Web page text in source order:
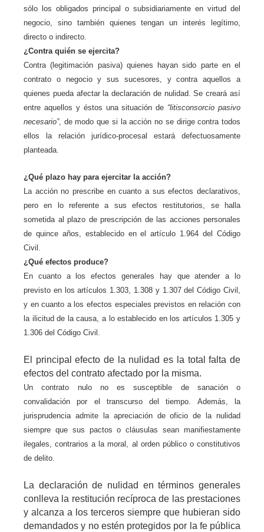
sólo los obligados principal o subsidiariamente en virtud del
negocio, sino también quienes tengan un interés legítimo,
directo o indirecto.
¿Contra quién se ejercita?
Contra (legitimación pasiva) quienes hayan sido parte en el
contrato o negocio y sus sucesores, y contra aquellos a
quienes pueda afectar la declaración de nulidad. Se creará así
entre aquellos y éstos una situación de “litisconsorcio pasivo
necesario”, de modo que si la acción no se dirige contra todos
ellos la relación jurídico-procesal estará defectuosamente
planteada.
¿Qué plazo hay para ejercitar la acción?
La acción no prescribe en cuanto a sus efectos declarativos,
pero en lo referente a sus efectos restitutorios, se halla
sometida al plazo de prescripción de las acciones personales
de quince años, establecido en el artículo 1.964 del Código
Civil.
¿Qué efectos produce?
En cuanto a los efectos generales hay que atender a lo
previsto en los artículos 1.303, 1.308 y 1.307 del Código Civil,
y en cuanto a los efectos especiales previstos en relación con
la ilicitud de la causa, a lo establecido en los artículos 1.305 y
1.306 del Código Civil.
El principal efecto de la nulidad es la total falta de
efectos del contrato afectado por la misma.
Un contrato nulo no es susceptible de sanación o
convalidación por el transcurso del tiempo. Además, la
jurisprudencia admite la apreciación de oficio de la nulidad
siempre que sus pactos o cláusulas sean manifiestamente
ilegales, contrarios a la moral, al orden público o constitutivos
de delito.
La declaración de nulidad en términos generales
conlleva la restitución recíproca de las prestaciones
y alcanza a los terceros siempre que hubieran sido
demandados y no estén protegidos por la fe pública